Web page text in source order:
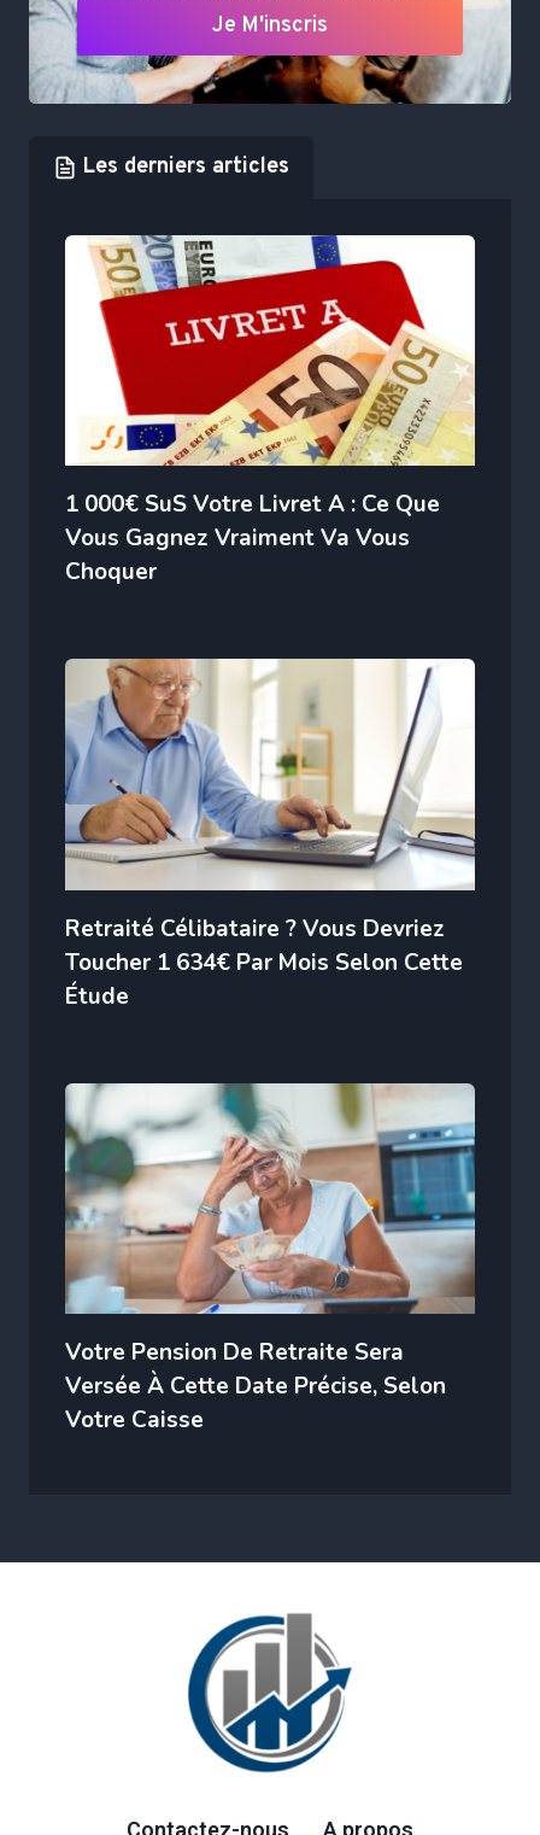
Je M'inscris
Les derniers articles
1 000€ SuS Votre Livret A : Ce Que
Vous Gagnez Vraiment Va Vous
Choquer
Retraité Célibataire ? Vous Devriez
Toucher 1 634€ Par Mois Selon Cette
Étude
Votre Pension De Retraite Sera
Versée À Cette Date Précise, Selon
Votre Caisse
Contactez-nous A propos